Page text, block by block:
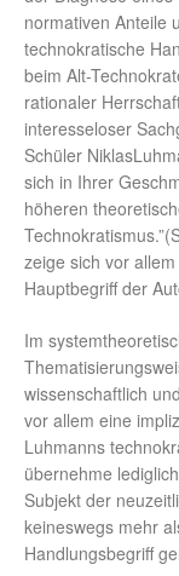
normativen Anteile
technokratische
beim Alt-
rationaler
interesseloser
Schüler
sich in Ihrer
höheren
zeige sich vor
Hauptbegriff der
Im
wissenschaftlich
vor allem eine
Luhmanns
übernehme
Subjekt der
keineswegs mehr
Handlungsbegriff